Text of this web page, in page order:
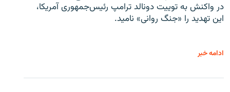
در واکنش به توییت دونالد ترامپ رئیس‌جمهوری آمریکا،
این تهدید را «جنگ روانی» نامید.
ادامه خبر